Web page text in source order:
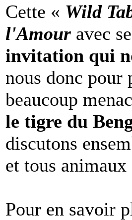
Cette « Wild
l'Amour avec
invitation qui
nous donc pour
beaucoup
le tigre du
discutons
et tous
Pour en savoir